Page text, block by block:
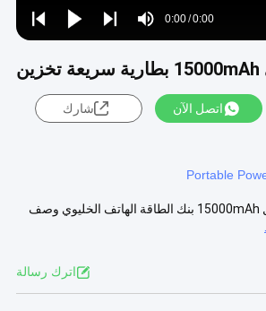
Play
Play
Play
Mute
Time
0:00/0:00
0%
اتصل الآن شارك
Portable
إيساجر 2023 XuNeng LED العرض الرقمي 65W بطارية سريعة تخزين PD 65W مصدر الطاقة المحمول 15000mAh بنك الطاقة الهاتف الخليوي وصف
اترك رسالة